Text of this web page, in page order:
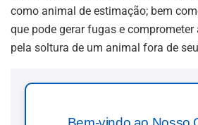
como animal de estimação; bem
que pode gerar fugas e
pela soltura de um animal fora de